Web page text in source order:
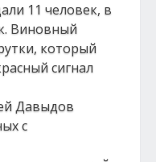
11 человек, в
Виновный
который
сигнал
Давыдов
с